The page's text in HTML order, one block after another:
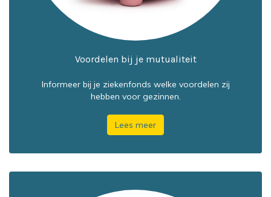
Voordelen bij je mutualiteit
Informeer bij je ziekenfonds welke voordelen zij
hebben voor gezinnen.
Lees meer